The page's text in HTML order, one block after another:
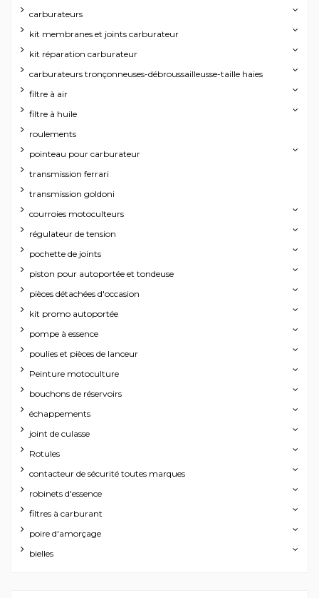
carburateurs
kit membranes et joints carburateur
kit réparation carburateur
carburateurs tronçonneuses-débroussailleusse-taille haies
filtre à air
filtre à huile
roulements
pointeau pour carburateur
transmission ferrari
transmission goldoni
courroies motoculteurs
régulateur de tension
pochette de joints
piston pour autoportée et tondeuse
pièces détachées d'occasion
kit promo autoportée
pompe à essence
poulies et pièces de lanceur
Peinture motoculture
bouchons de réservoirs
échappements
joint de culasse
Rotules
contacteur de sécurité toutes marques
robinets d'essence
filtres à carburant
poire d'amorçage
bielles